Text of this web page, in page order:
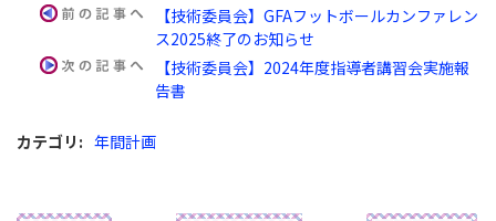
【技術委員会】GFAフットボールカンファレン
ス2025終了のお知らせ
【技術委員会】2024年度指導者講習会実施報
告書
カテゴリ : 年間計画